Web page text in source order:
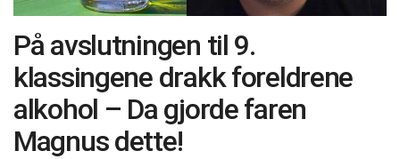
På avslutningen til 9.
klassingene drakk foreldrene
alkohol – Da gjorde faren
Magnus dette!